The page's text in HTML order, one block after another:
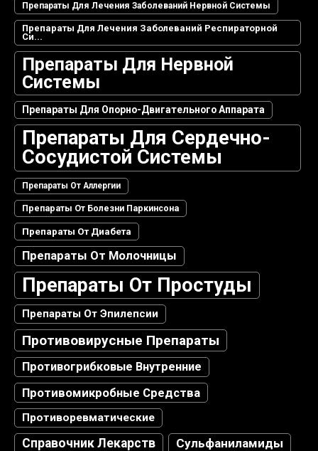
Препараты Для Лечения Заболеваний Нервной Системы
Препараты Для Лечения Заболеваний Респираторной
Си...
Препараты Для Нервной
Системы
Препараты Для Опорно-Двигательного Аппарата
Препараты Для Сердечно-
Сосудистой Системы
Препараты От Аллергии
Препараты От Болезни Паркинсона
Препараты От Диабета
Препараты От Молочницы
Препараты От Простуды
Препараты От Эпилепсии
Противовирусные Препараты
Противогрибковые Внутренние
Противомикробные Средства
Противоревматические
Справочник Лекарств Сульфаниламиды